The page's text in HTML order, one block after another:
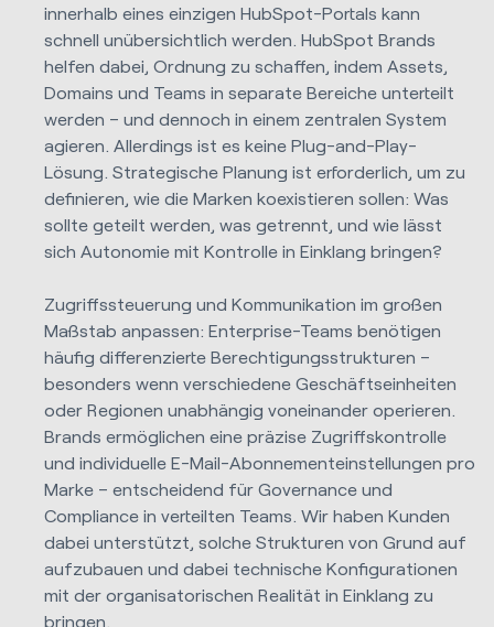
innerhalb eines einzigen HubSpot-Portals kann
schnell unübersichtlich werden. HubSpot Brands
helfen dabei, Ordnung zu schaffen, indem Assets,
Domains und Teams in separate Bereiche unterteilt
werden – und dennoch in einem zentralen System
agieren. Allerdings ist es keine Plug-and-Play-
Lösung. Strategische Planung ist erforderlich, um zu
definieren, wie die Marken koexistieren sollen: Was
sollte geteilt werden, was getrennt, und wie lässt
sich Autonomie mit Kontrolle in Einklang bringen?
Zugriffssteuerung und Kommunikation im großen
Maßstab anpassen: Enterprise-Teams benötigen
häufig differenzierte Berechtigungsstrukturen –
besonders wenn verschiedene Geschäftseinheiten
oder Regionen unabhängig voneinander operieren.
Brands ermöglichen eine präzise Zugriffskontrolle
und individuelle E-Mail-Abonnementeinstellungen pro
Marke – entscheidend für Governance und
Compliance in verteilten Teams. Wir haben Kunden
dabei unterstützt, solche Strukturen von Grund auf
aufzubauen und dabei technische Konfigurationen
mit der organisatorischen Realität in Einklang zu
bringen.